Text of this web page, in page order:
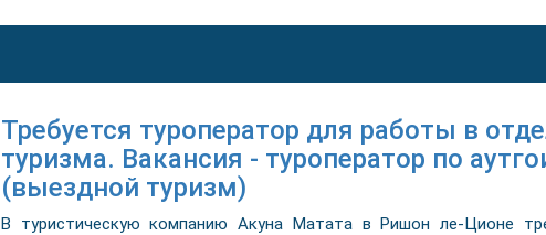
Требуется туроператор для работы в
туризма. Вакансия - туроператор по
(выездной туризм)
В туристическую компанию Акуна Матата в Ришон ле-Ционе